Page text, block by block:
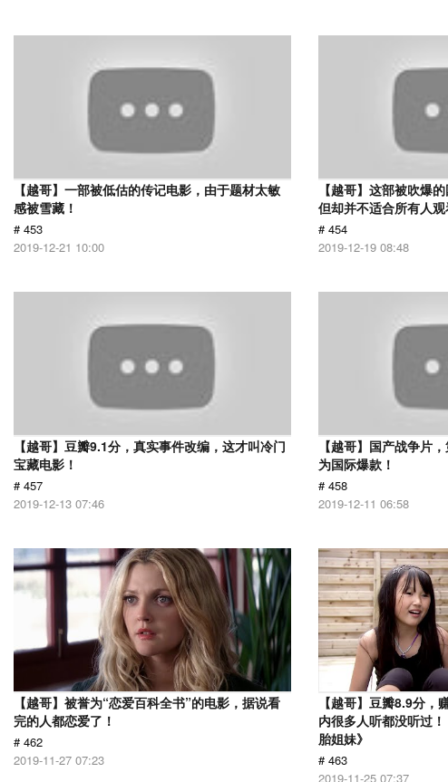
【越哥】一部被低估的传记电影，由于题材太敏
感被雪藏！
# 453
2019-12-21 10:00
【越哥】这部被吹爆
但却并不适合所有人观
# 454
2019-12-19 08:48
【越哥】豆瓣9.1分，真实事件改编，这才叫冷门
宝藏电影！
# 457
2019-12-13 07:46
【越哥】国产战争片
为国际爆款！
# 458
2019-12-11 06:58
【越哥】被誉为“恋爱百科全书”的电影，据说看
完的人都恋爱了！
# 462
2019-11-27 07:23
【越哥】豆瓣8.9分，
内很多人听都没听过
胎姐妹》
# 463
2019-11-25 07:37